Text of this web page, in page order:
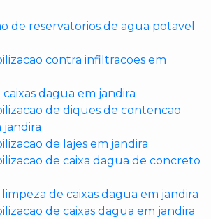
de reservatorios de agua potavel
contra infiltracoes em
dagua em jandira
de diques de contencao
jandira
de lajes em jandira
de caixa dagua de concreto
de caixas dagua em jandira
de caixas dagua em jandira